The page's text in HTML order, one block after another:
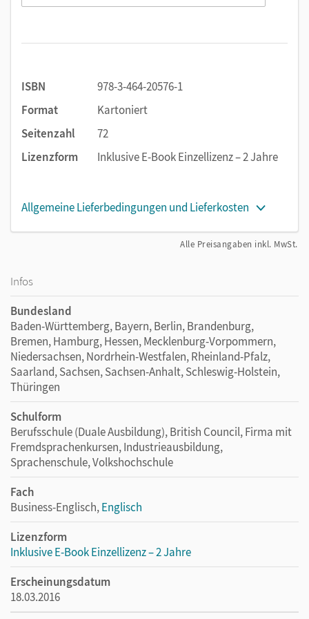
ISBN
978-3-464-20576-1
Format
Kartoniert
Seitenzahl
72
Lizenzform
Inklusive E-Book Einzellizenz – 2 Jahre
Allgemeine Lieferbedingungen und Lieferkosten
Alle Preisangaben inkl. MwSt.
Infos
Bundesland
Baden-Württemberg, Bayern, Berlin, Brandenburg,
Bremen, Hamburg, Hessen, Mecklenburg-Vorpommern,
Niedersachsen, Nordrhein-Westfalen, Rheinland-Pfalz,
Saarland, Sachsen, Sachsen-Anhalt, Schleswig-Holstein,
Thüringen
Schulform
Berufsschule (Duale Ausbildung), British Council, Firma mit
Fremdsprachenkursen, Industrieausbildung,
Sprachenschule, Volkshochschule
Fach
Business-Englisch,Englisch
Lizenzform
Inklusive E-Book Einzellizenz – 2 Jahre
Erscheinungsdatum
18.03.2016